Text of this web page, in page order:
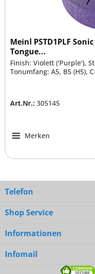
Meinl PSTD1PLF
Tongue...
Finish: Violett ('Purple'),
Tonumfang: A5, B5 (H5),
Art.Nr.: 305145
Merken
Telefon
Shop Service
Informationen
Infomail